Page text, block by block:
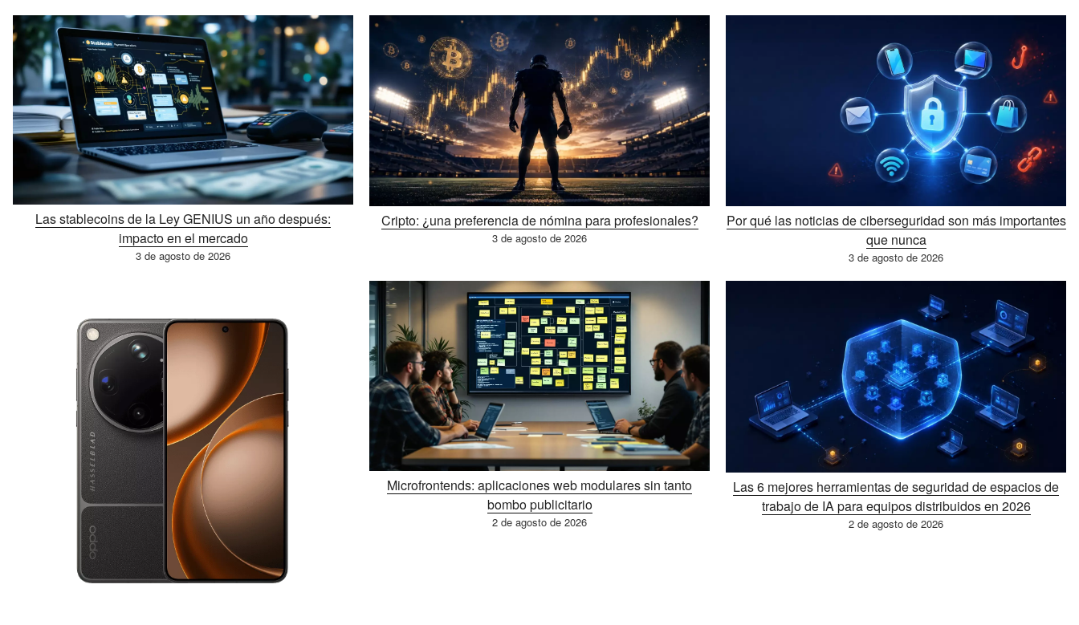
Las stablecoins de la Ley GENIUS un año después:
impacto en el mercado
3 de agosto de 2026
Cripto: ¿una preferencia de nómina para profesionales?
3 de agosto de 2026
Por qué las noticias de ciberseguridad son más importantes
que nunca
3 de agosto de 2026
Microfrontends: aplicaciones web modulares sin tanto
bombo publicitario
2 de agosto de 2026
Las 6 mejores herramientas de seguridad de espacios de
trabajo de IA para equipos distribuidos en 2026
2 de agosto de 2026